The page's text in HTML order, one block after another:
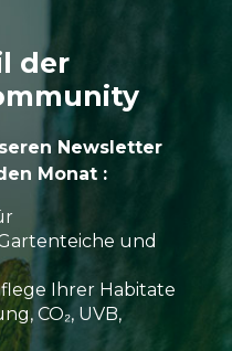
der
Newsletter
Monat :
und
Ihrer Habitate
CO₂, UVB,